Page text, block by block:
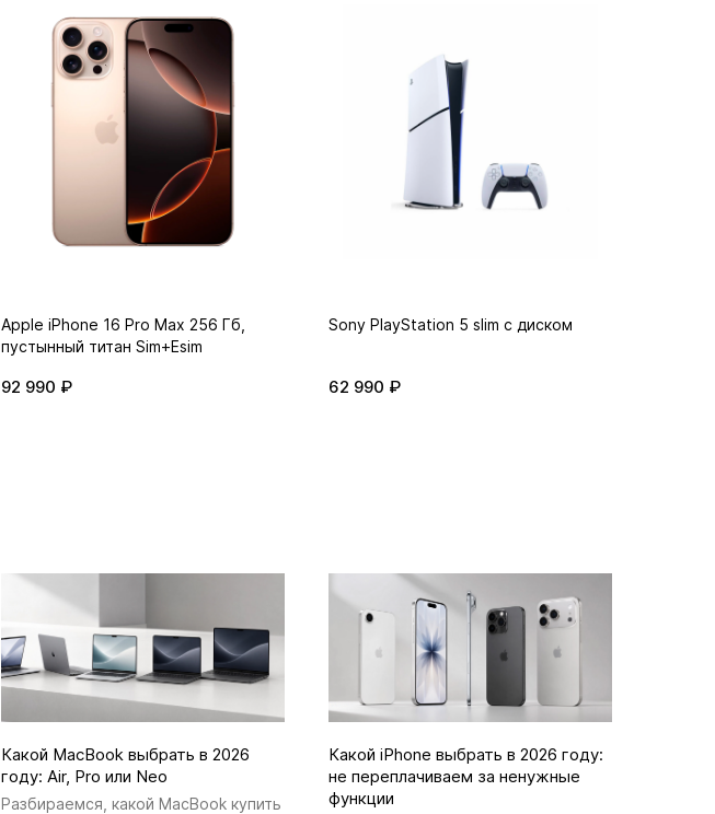
Apple iPhone 16 Pro Max 256 Гб,
пустынный титан Sim+Esim
92 990 ₽
Sony PlayStation 5 slim с диском
62 990 ₽
Какой MacBook выбрать в 2026
году: Air, Pro или Neo
Разбираемся, какой MacBook купить
Какой iPhone выбрать в 2026 году:
не переплачиваем за ненужные
функции